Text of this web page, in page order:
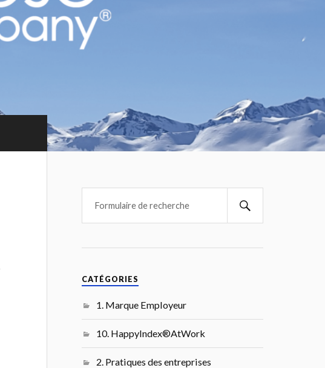
CATÉGORIES
1. Marque Employeur
10. HappyIndex®AtWork
2. Pratiques des entreprises